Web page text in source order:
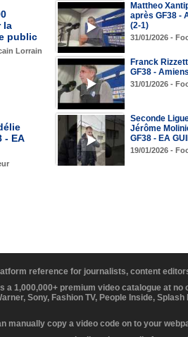
la
public
Lorrain
Mattheo
après GF38 -
(2-1)
31/01/2026 -
Franck
GF38 -
31/01/2026 -
- EA
Seconde
Jérôme
GF38 - EA
19/01/2026 -
reference for journalists, content
a 1,000,000+ premium video catalogue at
Sony, Fashion TV, People Inside,
manually copy a video code on to your